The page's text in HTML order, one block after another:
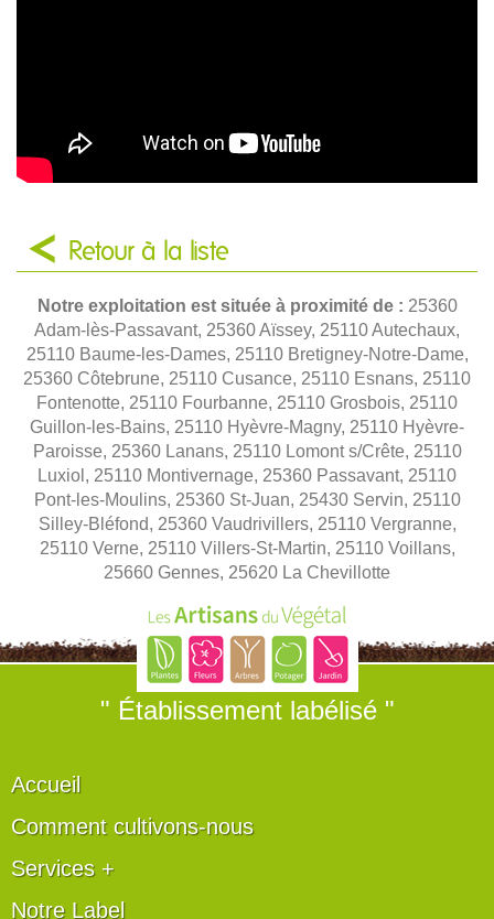
Retour à la liste
Notre exploitation est située à proximité de : 25360
Adam-lès-Passavant, 25360 Aïssey, 25110 Autechaux,
25110 Baume-les-Dames, 25110 Bretigney-Notre-Dame,
25360 Côtebrune, 25110 Cusance, 25110 Esnans, 25110
Fontenotte, 25110 Fourbanne, 25110 Grosbois, 25110
Guillon-les-Bains, 25110 Hyèvre-Magny, 25110 Hyèvre-
Paroisse, 25360 Lanans, 25110 Lomont s/Crête, 25110
Luxiol, 25110 Montivernage, 25360 Passavant, 25110
Pont-les-Moulins, 25360 St-Juan, 25430 Servin, 25110
Silley-Bléfond, 25360 Vaudrivillers, 25110 Vergranne,
25110 Verne, 25110 Villers-St-Martin, 25110 Voillans,
25660 Gennes, 25620 La Chevillotte
" Établissement labélisé "
Accueil
Comment cultivons-nous
Services +
Notre Label